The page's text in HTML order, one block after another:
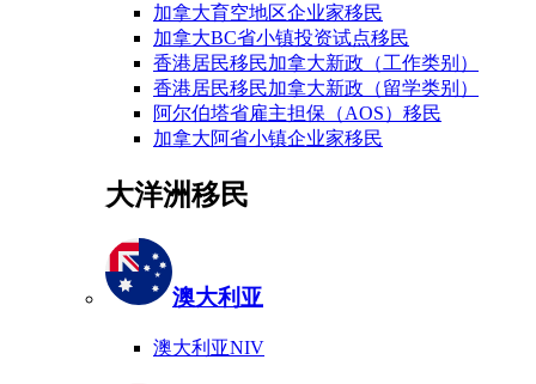
加拿大育空地区企业家移民
加拿大BC省小镇投资试点移民
香港居民移民加拿大新政（工作类别）
香港居民移民加拿大新政（留学类别）
阿尔伯塔省雇主担保（AOS）移民
加拿大阿省小镇企业家移民
大洋洲移民
澳大利亚
澳大利亚NIV